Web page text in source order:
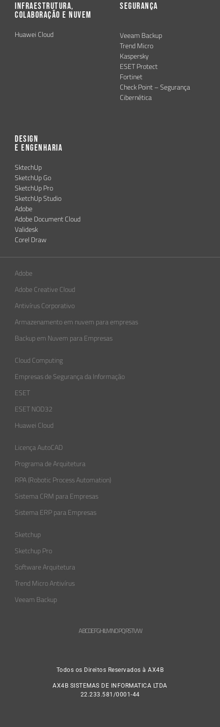
Infraestrutura,
Colaboração e Nuvem
Huawei Cloud
Segurança
Veeam Backup
Trend Micro
Kaspersky
ESET Protect
Fortinet
Check Point – Segurança
Cibernética
Design
e Engenharia
SktechUp
SketchUp Go
SketchUp Pro
SketchUp Studio
Adobe
Adobe Document Cloud
Validesk
Corel Draw
Adobe
Adobe Creative Cloud
Antivírus Corporativo
Armazenamento em nuvem para empresas
Backup em Nuvem para Empresas
Cloud Computing
Empresas de Segurança da Informação​
ESET
ESET NOD32
Huawei Cloud
Licença AutoCAD
Programa de Arquitetura
RPA (Robotic Process Automation)
Sistema CRM para Empresas
Sistema ERP para Empresas
Sketchup
Sketchup Pro
Software Arquitetura
Trend Micro Antivírus
Veeam Backup
ABCDEFGHLMNOPQRSTVW
Todos os Direitos Reservados à AX4B
AX4B SISTEMAS DE INFORMATICA LTDA
22.233.581/0001-44